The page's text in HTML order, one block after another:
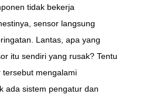
tidak bekerja
sensor langsung
Lantas, apa yang
itu sendiri yang rusak? Tentu
tersebut mengalami
ada sistem pengatur dan